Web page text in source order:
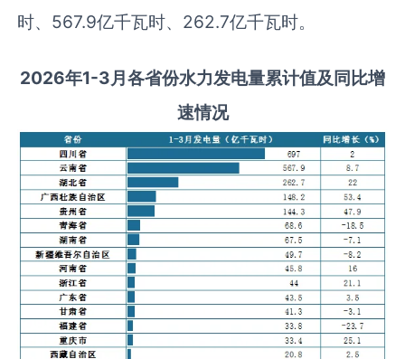
时、567.9亿千瓦时、262.7亿千瓦时。
2026年1-3月各省份水力发电量累计值及同比增
速情况